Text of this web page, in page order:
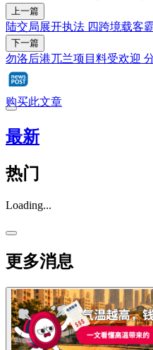
上一篇
陆交局展开执法 四跨境载客
下一篇
勿洛后港兀兰项目料受欢迎
购买此文章
最新
热门
Loading...
更多消息